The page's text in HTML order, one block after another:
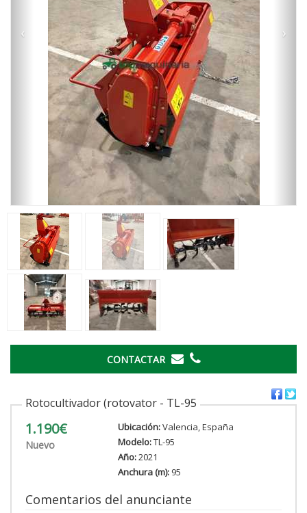
‹ ›
CONTACTAR
Rotocultivador (rotovator - TL-95
1.190€
Nuevo
Ubicación:Valencia, España
Modelo:TL-95
Año:2021
Anchura (m):95
Comentarios del anunciante